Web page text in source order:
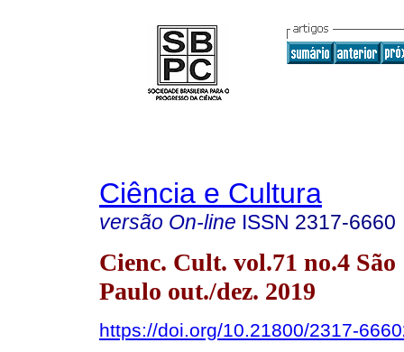
Ciência e Cultura
versão On-line ISSN 2317-6660
Cienc. Cult. vol.71 no.4 São
Paulo out./dez. 2019
https://doi.org/10.21800/2317-